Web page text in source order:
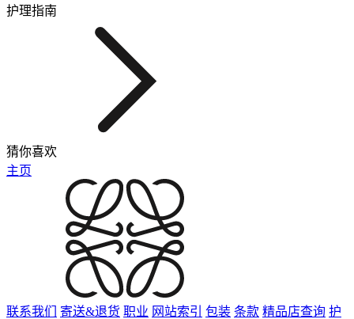
护理指南
猜你喜欢
主页
联系我们 寄送&退货 职业 网站索引 包装 条款 精品店查询 护